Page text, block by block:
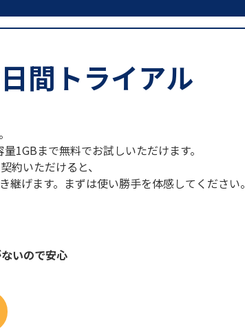
間トライアル
1GBまで無料でお試しいただけます。
約いただけると、
継げます。まずは使い勝手を体感してください。
いので安心